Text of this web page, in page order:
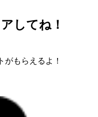
してね！
がもらえるよ！